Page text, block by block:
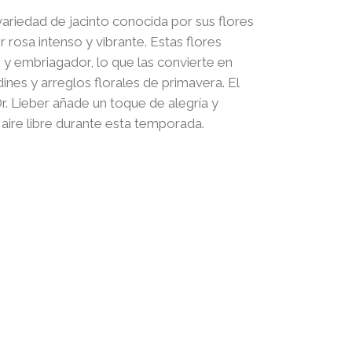
precios:
desde
450,00 $
hasta
850,00 $
de jacinto conocida por sus flores
intenso y vibrante. Estas flores
embriagador, lo que las convierte en
y arreglos florales de primavera. El
Lieber añade un toque de alegría y
libre durante esta temporada.